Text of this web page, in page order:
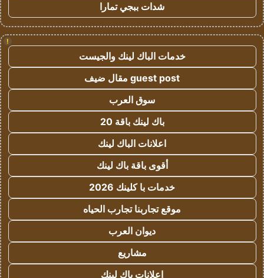
شدات ببجي تمارا
!
خدمات الباك لينك والجيست
guest post مقال ضيف
سوق العرب
باك لينك باقة 20
اعلانات الباك لينك
أقوى باقة باك لينك
خدمات با كلينك 2026
موقع تجاربنا تجارب الحياه
ديوان العرب
مشاريع
اعلانات باك لينك